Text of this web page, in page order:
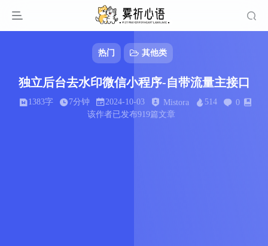
热门 其他类
独立后台去水印微信小程序-自带流量主接口
1383字 7分钟 2024-10-03 Mistora 514
0
该作者已发布919篇文章